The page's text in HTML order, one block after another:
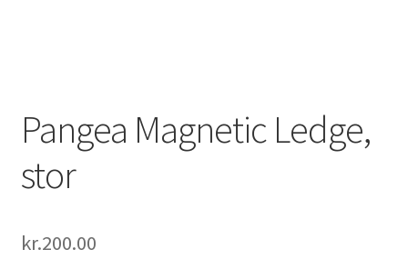
Pangea Magnetic Ledge,
stor
kr.200.00